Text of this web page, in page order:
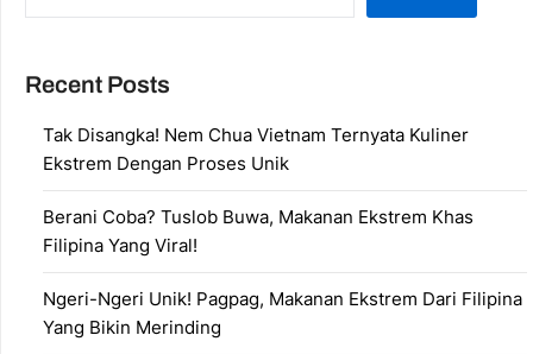
Recent Posts
Tak Disangka! Nem Chua Vietnam Ternyata Kuliner
Ekstrem Dengan Proses Unik
Berani Coba? Tuslob Buwa, Makanan Ekstrem Khas
Filipina Yang Viral!
Ngeri-Ngeri Unik! Pagpag, Makanan Ekstrem Dari Filipina
Yang Bikin Merinding